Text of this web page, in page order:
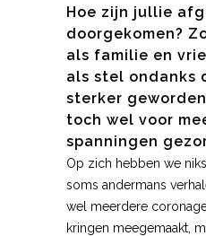
Hoe zijn jullie
doorgekomen?
als familie en
als stel ondanks
sterker
toch wel voor
spanningen
Op zich hebben we
soms andermans
wel meerdere
kringen meegemaakt,